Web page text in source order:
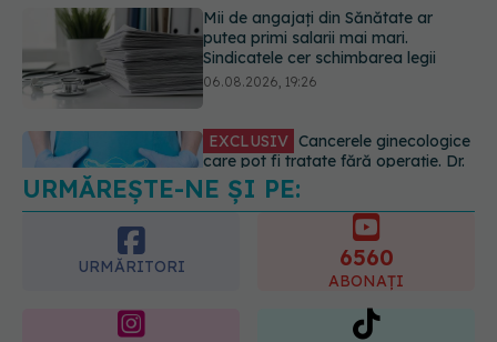
care pot fi tratate fără operație. Dr.
Sorin Bogdan (SANADOR): Chirurgia
este indicată doar punctual, pentru
anumite categorii de paciente
EXCLUSIV Brahiterapie vs
radioterapie externă în cancerul
ginecologic. Dr. Sorin Bogdan
(SANADOR) explică diferența și
cum acționează tratamentul
URMĂREȘTE-NE ȘI PE:
URMĂRITORI
ABONAȚI
URMĂRITORI
1401
URMĂRITORI